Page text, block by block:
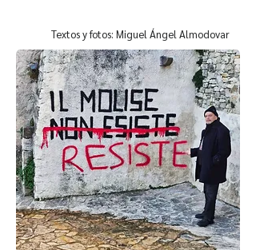
Textos y fotos: Miguel Ángel Almodovar